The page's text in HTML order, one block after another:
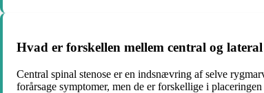
Hvad er forskellen mellem central og lateral
Central spinal stenose er en indsnævring af selve
forårsage symptomer, men de er forskellige i